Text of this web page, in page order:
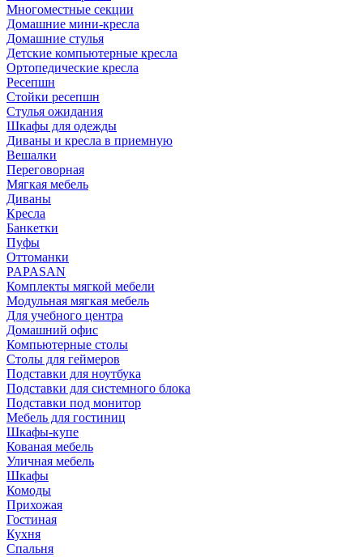
Многоместные секции
Домашние мини-кресла
Домашние стулья
Детские компьютерные кресла
Ортопедические кресла
Ресепшн
Стойки ресепшн
Стулья ожидания
Шкафы для одежды
Диваны и кресла в приемную
Вешалки
Переговорная
Мягкая мебель
Диваны
Кресла
Банкетки
Пуфы
Оттоманки
PAPASAN
Комплекты мягкой мебели
Модульная мягкая мебель
Для учебного центра
Домашний офис
Компьютерные столы
Столы для геймеров
Подставки для ноутбука
Подставки для системного блока
Подставки под монитор
Мебель для гостиниц
Шкафы-купе
Кованая мебель
Уличная мебель
Шкафы
Комоды
Прихожая
Гостиная
Кухня
Спальня